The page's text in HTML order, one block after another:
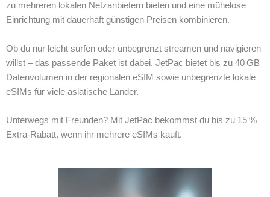
zu mehreren lokalen Netzanbietern bieten und eine mühelose
Einrichtung mit dauerhaft günstigen Preisen kombinieren.
Ob du nur leicht surfen oder unbegrenzt streamen und navigieren
willst – das passende Paket ist dabei. JetPac bietet bis zu 40 GB
Datenvolumen in der regionalen eSIM sowie unbegrenzte lokale
eSIMs für viele asiatische Länder.
Unterwegs mit Freunden? Mit JetPac bekommst du bis zu 15 %
Extra‑Rabatt, wenn ihr mehrere eSIMs kauft.